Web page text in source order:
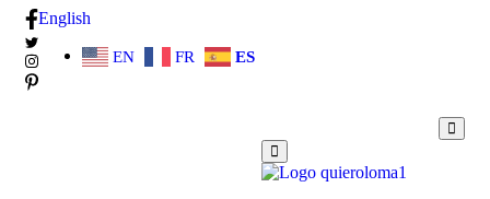
English
EN FR ES